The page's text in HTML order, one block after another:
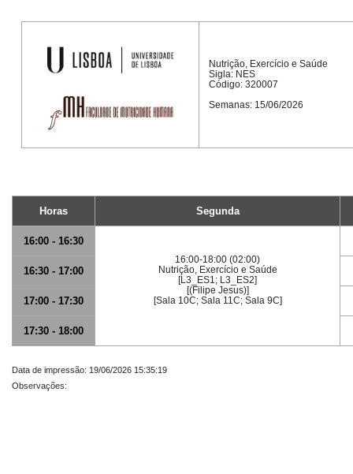
Nutrição, Exercício e Saúde
Sigla: NES
Código: 320007
Semanas: 15/06/2026
Horas Segunda
16:00 - 16:30
16:00-18:00 (02:00)
Nutrição, Exercício e Saúde
[L3_ES1; L3_ES2]
[(Filipe Jesus)]
[Sala 10C; Sala 11C; Sala 9C]
16:30 - 17:00
17:00 - 17:30
17:30 - 18:00
Data de impressão: 19/06/2026 15:35:19
Observações: